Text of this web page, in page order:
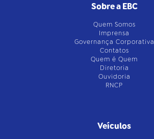
Sobre a EBC
Quem Somos
Imprensa
Governança Corporativa
Contatos
Quem é Quem
Diretoria
Ouvidoria
RNCP
Veículos